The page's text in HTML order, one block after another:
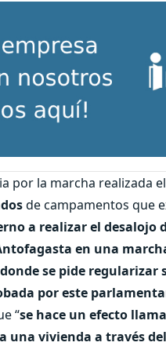
por la marcha realizada
de campamentos que
a realizar el desalojo
en una
se pide regularizar
por este
“se hace un efecto
una vivienda a través